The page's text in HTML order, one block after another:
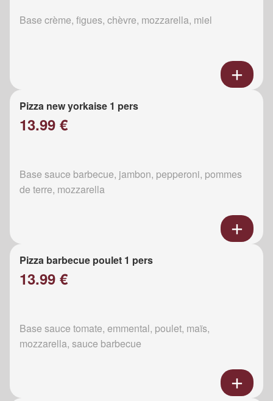
Base crème, figues, chèvre, mozzarella, miel
Pizza new yorkaise 1 pers
13.99 €
Base sauce barbecue, jambon, pepperoni, pommes
de terre, mozzarella
Pizza barbecue poulet 1 pers
13.99 €
Base sauce tomate, emmental, poulet, maïs,
mozzarella, sauce barbecue